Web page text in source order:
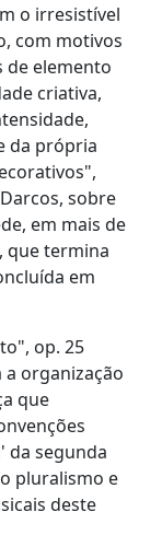
o irresistível
com motivos
de elemento
criativa,
da própria
sobre
em mais de
que termina
em
op. 25
a organização
que
da segunda
pluralismo e
deste